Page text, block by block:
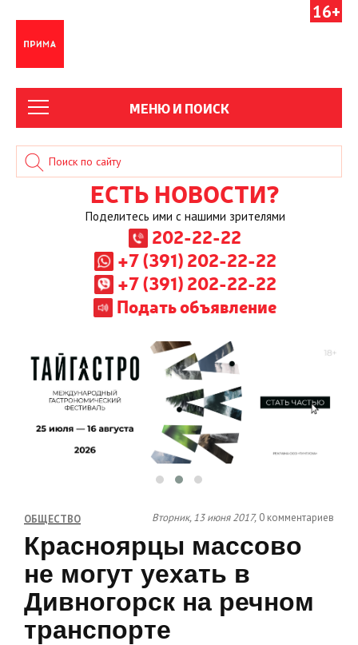
16+
МЕНЮ И ПОИСК
ЕСТЬ НОВОСТИ?
Поделитесь ими с нашими зрителями
202-22-22
+7 (391) 202-22-22
+7 (391) 202-22-22
Подать объявление
ОБЩЕСТВО Вторник, 13 июня 2017, 0 комментариев
Красноярцы массово
не могут уехать в
Дивногорск на речном
транспорте